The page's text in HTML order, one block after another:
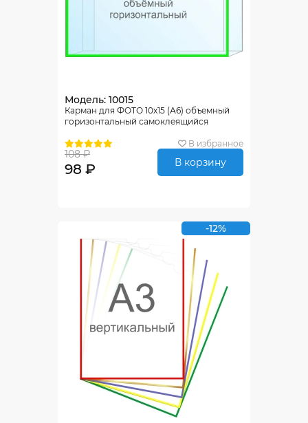
Модель: 10015
Карман для ФОТО 10х15 (А6) объемный
горизонтальный самоклеящийся
В избранное
108 ₽
98 ₽ В корзину
-12%